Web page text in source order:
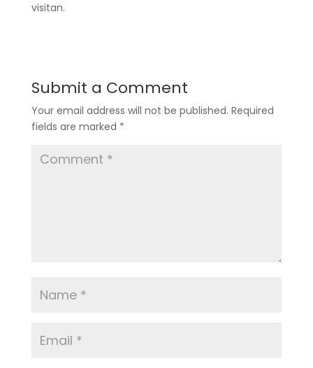
visitan.
Submit a Comment
Your email address will not be published. Required
fields are marked *